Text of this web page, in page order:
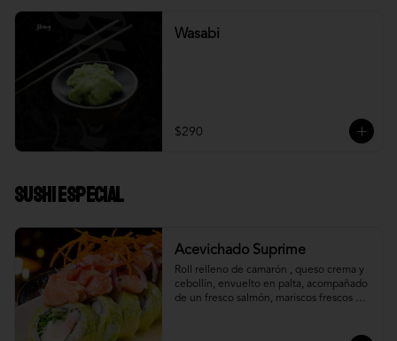
Wasabi
$290
Sushi Especial
Acevichado Suprime
Roll relleno de camarón , queso crema y
cebollín, envuelto en palta, acompañado
de un fresco salmón, mariscos frescos en